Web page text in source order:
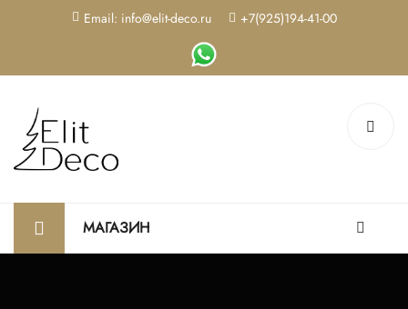
Email: info@elit-deco.ru +7(925)194-41-00
МАГАЗИН